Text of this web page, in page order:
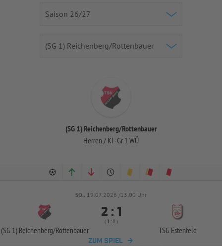
(SG 1) Reichenberg/Rottenbauer
Herren / KL-Gr 1 WÜ
SO.. 19.07.2026 /13:00 Uhr
(SG 1) Reichenberg/Rottenbauer
 : 
(  :  )
TSG Estenfeld
ZUM SPIEL